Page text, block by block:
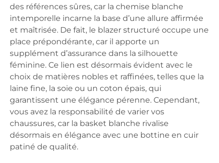
des références sûres, car la chemise blanche
intemporelle incarne la base d’une allure affirmée
et maîtrisée. De fait, le blazer structuré occupe une
place prépondérante, car il apporte un
supplément d’assurance dans la silhouette
féminine. Ce lien est désormais évident avec le
choix de matières nobles et raffinées, telles que la
laine fine, la soie ou un coton épais, qui
garantissent une élégance pérenne. Cependant,
vous avez la responsabilité de varier vos
chaussures, car la basket blanche rivalise
désormais en élégance avec une bottine en cuir
patiné de qualité.